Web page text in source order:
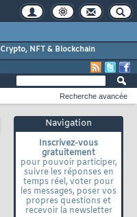
Crypto, NFT & Blockchain
Navigation
Inscrivez-vous
gratuitement
pour pouvoir participer,
suivre les réponses en
temps réel, voter pour
les messages, poser vos
propres questions et
recevoir la newsletter
Recherche avancée